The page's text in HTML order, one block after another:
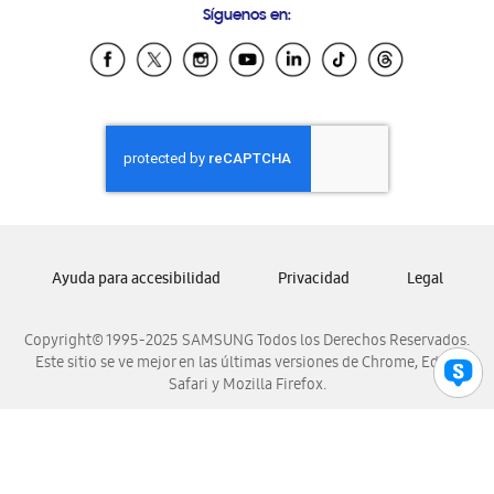
Samsung Ecuador
Samsung El Salvador
Samsung Honduras
Samsung Nicaragua
Samsung Panamá
Samsung Venezuela
Síguenos en:
Copyright© 1995-2025 SAMSUNG Todos los Derechos Reservados.
Este sitio se ve mejor en las últimas versiones de Chrome, Edge,
Safari y Mozilla Firefox.
Ayuda para accesibilidad Privacidad Legal